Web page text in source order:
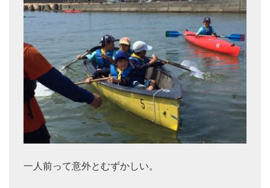
一人前って意外とむずかしい。